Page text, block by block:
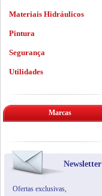
Materiais Hidráulicos
Pintura
Segurança
Utilidades
Marcas
Newsletter
Ofertas exclusivas,